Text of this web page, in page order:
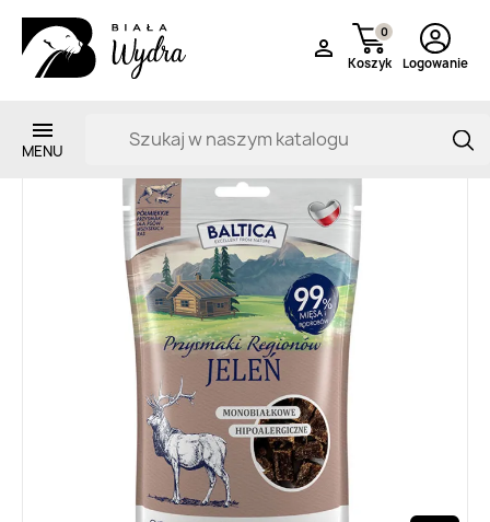

Koszyk
0
Logowanie